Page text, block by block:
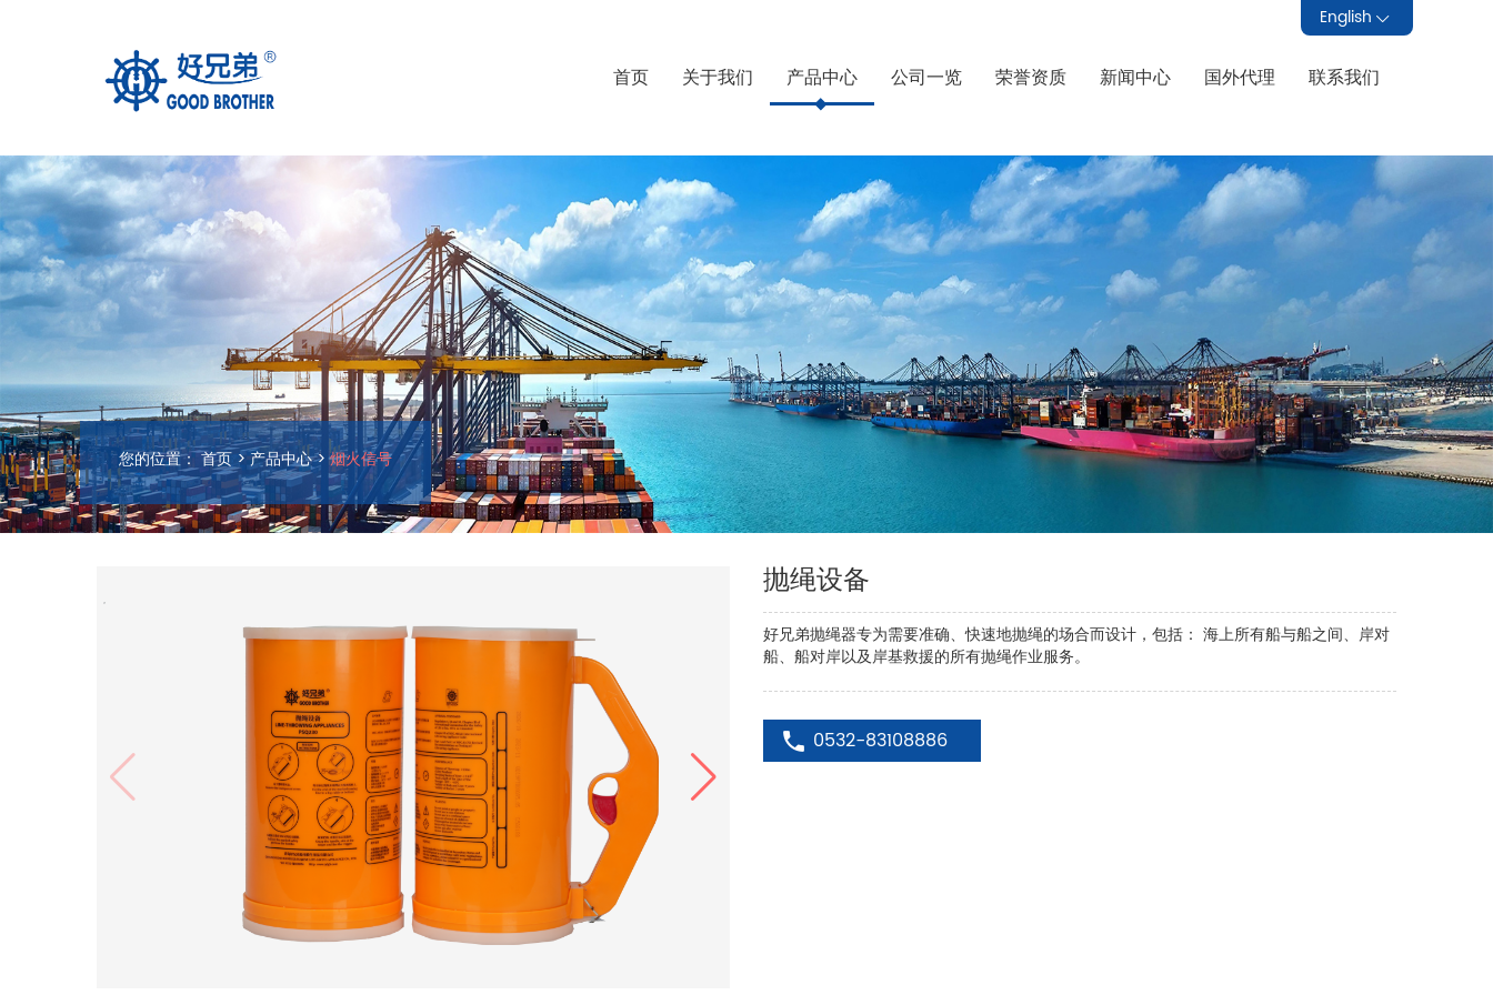
English
首页 关于我们 产品中心 公司一览 荣誉资质 新闻中心 国外代理 联系我们
您的位置：首页>产品中心>烟火信号
抛绳设备
好兄弟抛绳器专为需要准确、快速地抛绳的场合而设计，包括： 海上所有船与船之间、岸对
船、船对岸以及岸基救援的所有抛绳作业服务。
0532-83108886